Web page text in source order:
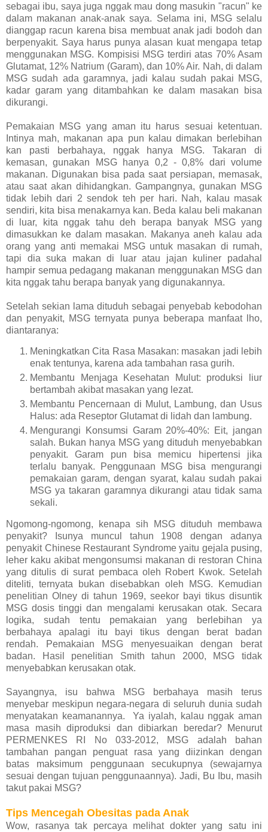
sebagai ibu, saya juga nggak mau dong masukin "racun" ke
dalam makanan anak-anak saya. Selama ini, MSG selalu
dianggap racun karena bisa membuat anak jadi bodoh dan
berpenyakit. Saya harus punya alasan kuat mengapa tetap
menggunakan MSG. Kompisisi MSG terdiri atas 70% Asam
Glutamat, 12% Natrium (Garam), dan 10% Air. Nah, di dalam
MSG sudah ada garamnya, jadi kalau sudah pakai MSG,
kadar garam yang ditambahkan ke dalam masakan bisa
dikurangi.
Pemakaian MSG yang aman itu harus sesuai ketentuan.
Intinya mah, makanan apa pun kalau dimakan berlebihan
kan pasti berbahaya, nggak hanya MSG. Takaran di
kemasan, gunakan MSG hanya 0,2 - 0,8% dari volume
makanan. Digunakan bisa pada saat persiapan, memasak,
atau saat akan dihidangkan. Gampangnya, gunakan MSG
tidak lebih dari 2 sendok teh per hari. Nah, kalau masak
sendiri, kita bisa menakarnya kan. Beda kalau beli makanan
di luar, kita nggak tahu deh berapa banyak MSG yang
dimasukkan ke dalam masakan. Makanya aneh kalau ada
orang yang anti memakai MSG untuk masakan di rumah,
tapi dia suka makan di luar atau jajan kuliner padahal
hampir semua pedagang makanan menggunakan MSG dan
kita nggak tahu berapa banyak yang digunakannya.
Setelah sekian lama dituduh sebagai penyebab kebodohan
dan penyakit, MSG ternyata punya beberapa manfaat lho,
diantaranya:
Meningkatkan Cita Rasa Masakan: masakan jadi lebih
enak tentunya, karena ada tambahan rasa gurih.
Membantu Menjaga Kesehatan Mulut: produksi liur
bertambah akibat masakan yang lezat.
Membantu Pencernaan di Mulut, Lambung, dan Usus
Halus: ada Reseptor Glutamat di lidah dan lambung.
Mengurangi Konsumsi Garam 20%-40%: Eit, jangan
salah. Bukan hanya MSG yang dituduh menyebabkan
penyakit. Garam pun bisa memicu hipertensi jika
terlalu banyak. Penggunaan MSG bisa mengurangi
pemakaian garam, dengan syarat, kalau sudah pakai
MSG ya takaran garamnya dikurangi atau tidak sama
sekali.
Ngomong-ngomong, kenapa sih MSG dituduh membawa
penyakit? Isunya muncul tahun 1908 dengan adanya
penyakit Chinese Restaurant Syndrome yaitu gejala pusing,
leher kaku akibat mengonsumsi makanan di restoran China
yang ditulis di surat pembaca oleh Robert Kwok. Setelah
diteliti, ternyata bukan disebabkan oleh MSG. Kemudian
penelitian Olney di tahun 1969, seekor bayi tikus disuntik
MSG dosis tinggi dan mengalami kerusakan otak. Secara
logika, sudah tentu pemakaian yang berlebihan ya
berbahaya apalagi itu bayi tikus dengan berat badan
rendah. Pemakaian MSG menyesuaikan dengan berat
badan. Hasil penelitian Smith tahun 2000, MSG tidak
menyebabkan kerusakan otak.
Sayangnya, isu bahwa MSG berbahaya masih terus
menyebar meskipun negara-negara di seluruh dunia sudah
menyatakan keamanannya. Ya iyalah, kalau nggak aman
masa masih diproduksi dan dibiarkan beredar? Menurut
PERMENKES RI No 033-2012, MSG adalah bahan
tambahan pangan penguat rasa yang diizinkan dengan
batas maksimum penggunaan secukupnya (sewajarnya
sesuai dengan tujuan penggunaannya). Jadi, Bu Ibu, masih
takut pakai MSG?
Tips Mencegah Obesitas pada Anak
Wow, rasanya tak percaya melihat dokter yang satu ini